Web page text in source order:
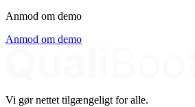
Anmod om demo
Anmod om demo
Vi gør nettet tilgængeligt for alle.